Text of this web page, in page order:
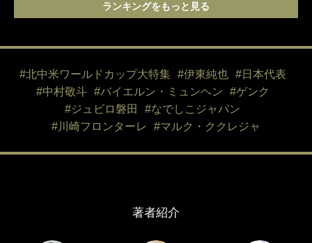
ランキングをもっと見る
#北中米ワールドカップ大特集 #伊東純也
#日本代表
#中村敬斗
#バイエルン・ミュンヘン
#ゲンク
#ジュビロ磐田
#なでしこジャパン
#川崎フロンターレ
#マルク・ククレジャ
著者紹介